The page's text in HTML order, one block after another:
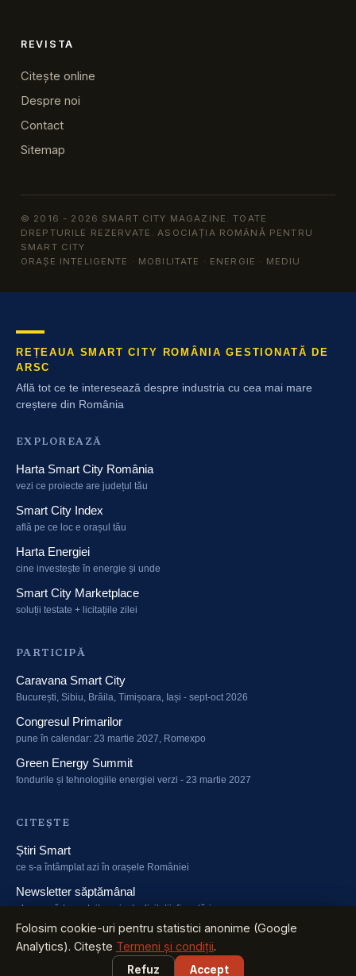
REVISTA
Citește online
Despre noi
Contact
Sitemap
© 2016 - 2026 SMART CITY MAGAZINE. TOATE
DREPTURILE REZERVATE. ASOCIAȚIA ROMÂNĂ PENTRU
SMART CITY
ORAȘE INTELIGENTE · MOBILITATE · ENERGIE · MEDIU
Folosim cookie-uri pentru statistici anonime (Google
Analytics). Citește Termeni și condiții.
Refuz Accept
REȚEAUA SMART CITY ROMÂNIA GESTIONATĂ DE
ARSC
Află tot ce te interesează despre industria cu cea mai mare
creștere din România
EXPLOREAZĂ
Harta Smart City România
vezi ce proiecte are județul tău
Smart City Index
află pe ce loc e orașul tău
Harta Energiei
cine investește în energie și unde
Smart City Marketplace
soluții testate + licitațiile zilei
PARTICIPĂ
Caravana Smart City
București, Sibiu, Brăila, Timișoara, Iași - sept-oct 2026
Congresul Primarilor
pune în calendar: 23 martie 2027, Romexpo
Green Energy Summit
fondurile și tehnologiile energiei verzi - 23 martie 2027
CITEȘTE
Știri Smart
ce s-a întâmplat azi în orașele României
Newsletter săptămânal
abonează-te gratuit: proiecte, licitații, finanțări